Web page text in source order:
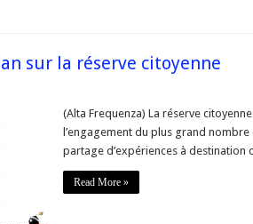
sur la réserve citoyenne
(Alta Frequenza) La réserve
l’engagement du plus grand nombre
partage d’expériences à destination
Read More »